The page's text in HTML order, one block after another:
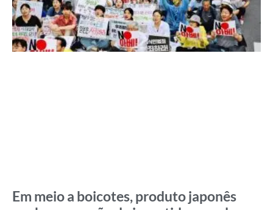
Em meio a boicotes, produto japonês